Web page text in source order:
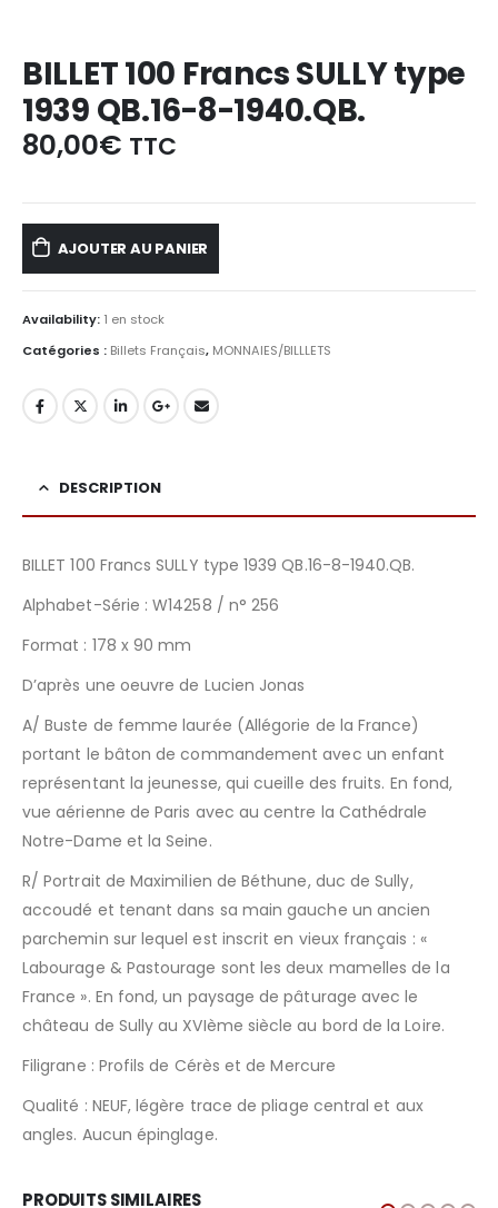
BILLET 100 Francs SULLY type
1939 QB.16-8-1940.QB.
80,00€ TTC
AJOUTER AU PANIER
Availability: 1 en stock
Catégories : Billets Français, MONNAIES/BILLLETS
DESCRIPTION
BILLET 100 Francs SULLY type 1939 QB.16-8-1940.QB.
Alphabet-Série : W14258 / n° 256
Format : 178 x 90 mm
D’après une oeuvre de Lucien Jonas
A/ Buste de femme laurée (Allégorie de la France)
portant le bâton de commandement avec un enfant
représentant la jeunesse, qui cueille des fruits. En fond,
vue aérienne de Paris avec au centre la Cathédrale
Notre-Dame et la Seine.
R/ Portrait de Maximilien de Béthune, duc de Sully,
accoudé et tenant dans sa main gauche un ancien
parchemin sur lequel est inscrit en vieux français : «
Labourage & Pastourage sont les deux mamelles de la
France ». En fond, un paysage de pâturage avec le
château de Sully au XVIème siècle au bord de la Loire.
Filigrane : Profils de Cérès et de Mercure
Qualité : NEUF, légère trace de pliage central et aux
angles. Aucun épinglage.
PRODUITS SIMILAIRES